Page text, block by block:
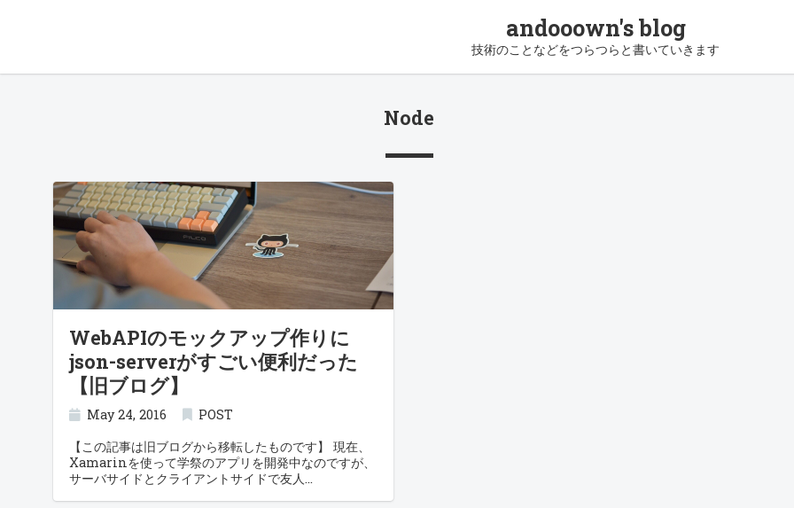
andooown's blog
技術のことなどをつらつらと書いていきます
Node
WebAPIのモックアップ作りに
json-serverがすごい便利だった
【旧ブログ】
May 24, 2016
POST
【この記事は旧ブログから移転したものです】 現在、
Xamarinを使って学祭のアプリを開発中なのですが、
サーバサイドとクライアントサイドで友人